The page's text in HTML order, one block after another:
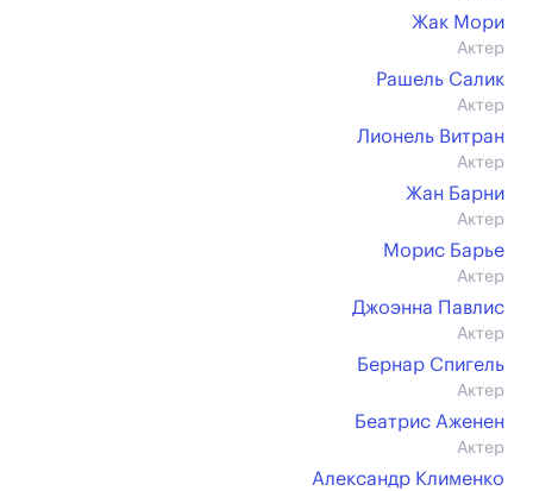
Жак Мори
Актер
Рашель Салик
Актер
Лионель Витран
Актер
Жан Барни
Актер
Морис Барье
Актер
Джоэнна Павлис
Актер
Бернар Спигель
Актер
Беатрис Аженен
Актер
Александр Клименко